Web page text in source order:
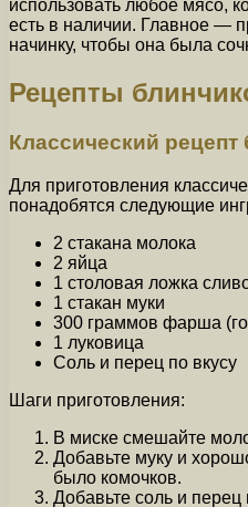
использовать любое мясо,
есть в наличии. Главное —
начинку, чтобы она была
Рецепты
Классический
Для приготовления
понадобятся следующие
2 стакана молока
2 яйца
1 столовая ложка
1 стакан муки
300 граммов фарша
1 луковица
Соль и перец по вкусу
Шаги приготовления:
В миске смешайте
Добавьте муку и
было комочков.
Добавьте соль и перец